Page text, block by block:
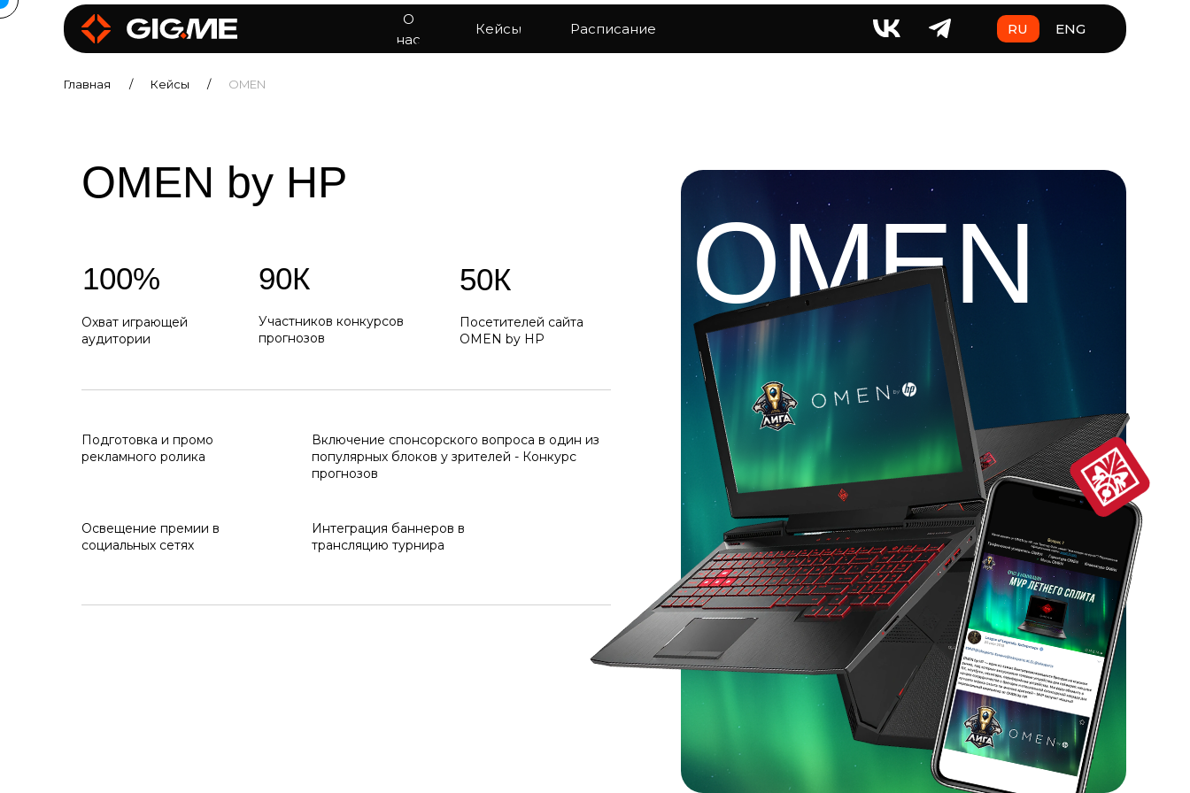
ENG
RU
Расписание
Кейсы
О
нас
/
/ Кейсы
Главная OMEN
50К
90К
Посетителей сайта
OMEN by HP
Участников конкурсов
прогнозов
100%
Интеграция баннеров в
трансляцию турнира
Включение спонсорского вопроса в один из
популярных блоков у зрителей - Конкурс
прогнозов
Освещение премии в
социальных сетях
Подготовка и промо
рекламного ролика
Охват играющей
аудитории
OMEN
OMEN by HP
Политика использования файлов cookie
Пользовательское соглашение